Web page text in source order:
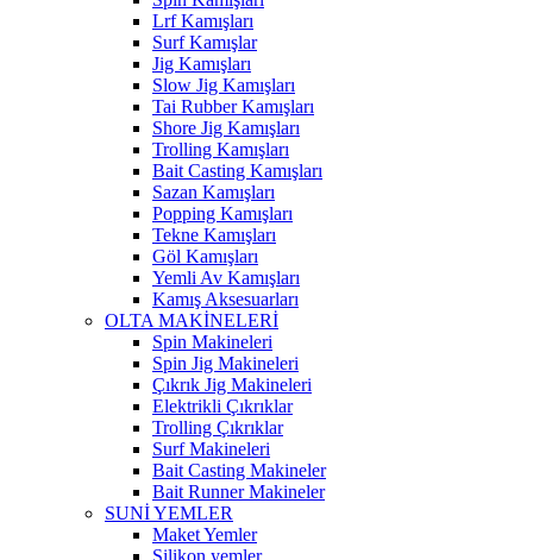
Lrf Kamışları
Surf Kamışlar
Jig Kamışları
Slow Jig Kamışları
Tai Rubber Kamışları
Shore Jig Kamışları
Trolling Kamışları
Bait Casting Kamışları
Sazan Kamışları
Popping Kamışları
Tekne Kamışları
Göl Kamışları
Yemli Av Kamışları
Kamış Aksesuarları
OLTA MAKİNELERİ
Spin Makineleri
Spin Jig Makineleri
Çıkrık Jig Makineleri
Elektrikli Çıkrıklar
Trolling Çıkrıklar
Surf Makineleri
Bait Casting Makineler
Bait Runner Makineler
SUNİ YEMLER
Maket Yemler
Silikon yemler